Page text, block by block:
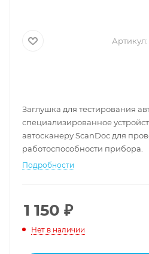
Артикул:
Заглушка для тестирования
специализированное
автосканеру ScanDoc для
работоспособности прибора.
Подробности
1 150 ₽
Нет в наличии